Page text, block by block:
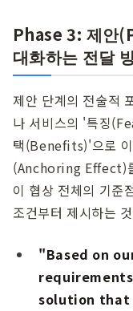
Phase 3: 제안
대화하는 전달
제안 단계의 전술적
나 서비스의 '특징
택(Benefits)'으로
(Anchoring Effect)
이 협상 전체의 기준
조건부터 제시하는
"Based on
solution that